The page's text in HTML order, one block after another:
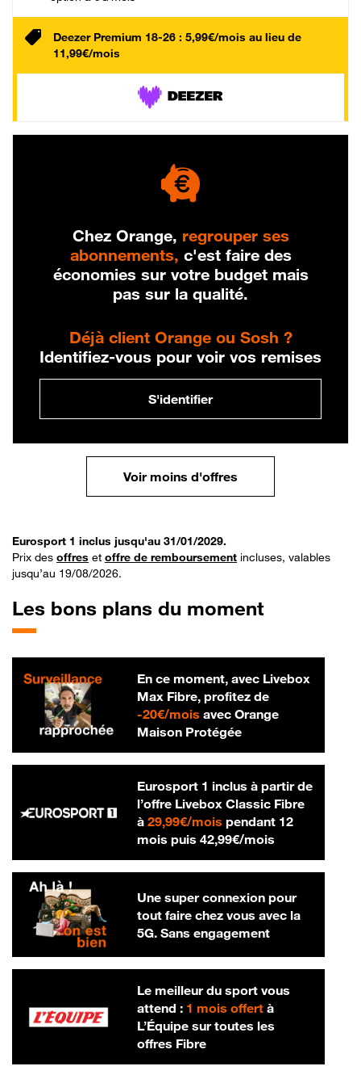
Deezer Premium 18-26 : 5,99€/mois au lieu de
11,99€/mois
Chez Orange, regrouper ses
abonnements, c'est faire des
économies sur votre budget mais
pas sur la qualité.
Déjà client Orange ou Sosh ?
Identifiez-vous pour voir vos remises
S'identifier
Voir moins d'offres
Eurosport 1 inclus jusqu'au 31/01/2029.
Prix des offres et offre de remboursement incluses, valables
jusqu’au 19/08/2026.
Les bons plans du moment
En ce moment, avec Livebox
Max Fibre, profitez de
-20€/mois20 € par mois
avec Orange
Maison Protégée
Eurosport 1 inclus à partir de
l’offre Livebox Classic Fibre
à 29,99€/mois29,99 € par mois
pendant 12
mois puis 42,99€/mois42,99 € par
Une super connexion pour
tout faire chez vous avec la
5G. Sans engagement
Le meilleur du sport vous
attend : 1 mois offertà
L’Équipe sur toutes les
offres Fibre